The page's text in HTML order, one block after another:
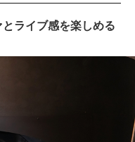
ライブ感を楽しめる